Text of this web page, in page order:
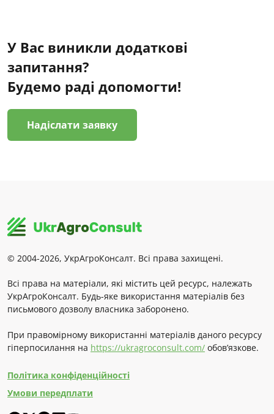
У Вас виникли додаткові
запитання?
Будемо раді допомогти!
Надіслати заявку
© 2004-2026, УкрАгроКонсалт. Всі права захищені.
Всі права на матеріали, які містить цей ресурс, належать
УкрАгроКонсалт. Будь-яке використання матеріалів без
письмового дозволу власника заборонено.
При правомірному використанні матеріалів даного ресурсу
гіперпосилання на https://ukragroconsult.com/ обов’язкове.
Політика конфіденційності
Умови передплати